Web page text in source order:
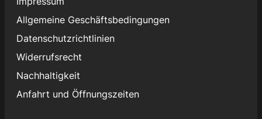
Allgemeine Geschäftsbedingungen
Datenschutzrichtlinien
Widerrufsrecht
Nachhaltigkeit
Anfahrt und Öffnungszeiten